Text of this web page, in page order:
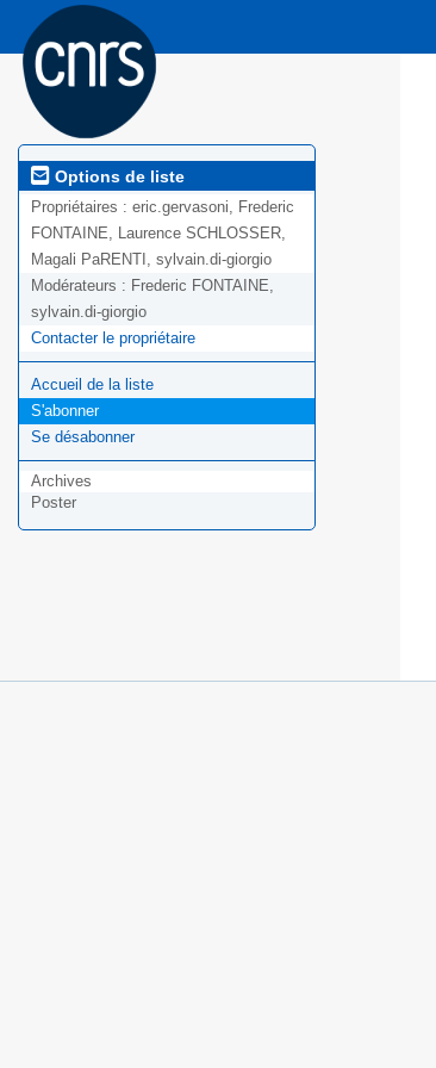
Options de liste
Propriétaires : eric.gervasoni, Frederic
FONTAINE, Laurence SCHLOSSER,
Magali PaRENTI, sylvain.di-giorgio
Modérateurs : Frederic FONTAINE,
sylvain.di-giorgio
Contacter le propriétaire
Accueil de la liste
S'abonner
Se désabonner
Archives
Poster